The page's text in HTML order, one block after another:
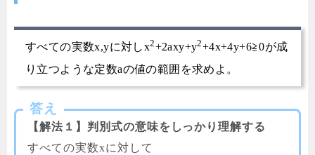
すべての実数x,yに対しx2+2axy+y2+4x+4y+6≧0が成
り立つような定数aの値の範囲を求めよ。
答え
【解法１】判別式の意味をしっかり理解する
すべての実数xに対して